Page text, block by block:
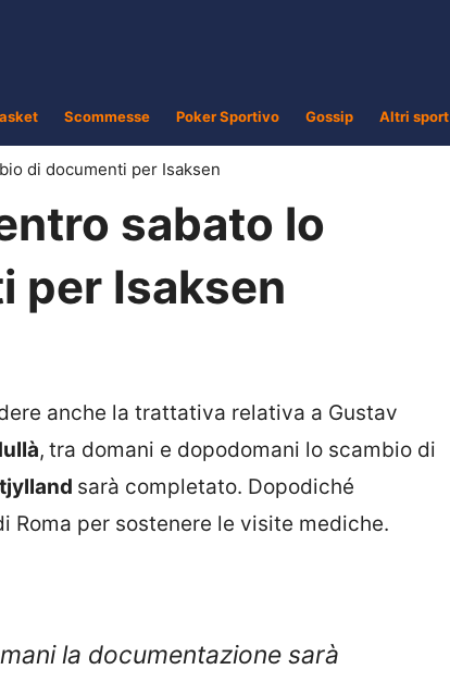
Scommesse Poker Sportivo Gossip Altri sport
di documenti per Isaksen
sabato lo
per Isaksen
anche la trattativa relativa a Gustav
, tra domani e dopodomani lo scambio di
sarà completato. Dopodiché
per sostenere le visite mediche.
la documentazione sarà